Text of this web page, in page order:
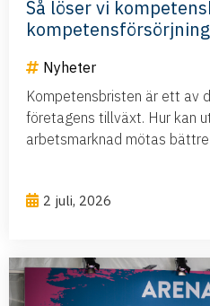
Så löser vi
Nyheter
Kompetensbristen är ett av
företagens tillväxt. Hur kan
arbetsmarknad mötas bättre
2 juli, 2026